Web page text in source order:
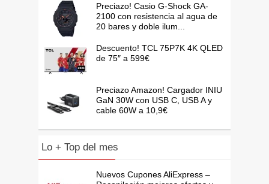
Preciazo! Casio G-Shock GA-
2100 con resistencia al agua de
20 bares y doble ilum...
Descuento! TCL 75P7K 4K QLED
de 75″ a 599€
Preciazo Amazon! Cargador INIU
GaN 30W con USB C, USB A y
cable 60W a 10,9€
Lo + Top del mes
Nuevos Cupones AliExpress –